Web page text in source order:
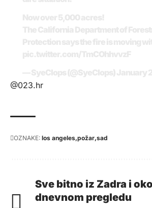
@023.hr
OZNAKE: los angeles požar sad
Sve bitno iz Zadra i
dnevnom pregledu